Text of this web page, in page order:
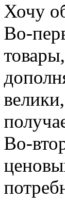
Хочу
Во-
Во-